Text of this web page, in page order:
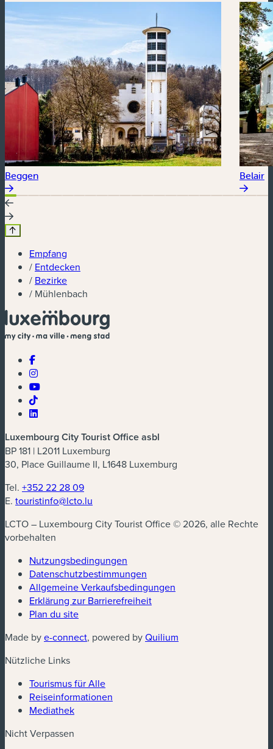
Beggen Belair
Empfang
/ Entdecken
/ Bezirke
/ Mühlenbach
Luxembourg City Tourist Office asbl
BP 181 | L2011 Luxemburg
30, Place Guillaume II, L1648 Luxemburg
Tel. +352 22 28 09
E. touristinfo@lcto.lu
LCTO – Luxembourg City Tourist Office © 2026, alle Rechte
vorbehalten
Nutzungsbedingungen
Datenschutzbestimmungen
Allgemeine Verkaufsbedingungen
Erklärung zur Barrierefreiheit
Plan du site
Made bye-connect(neues Fenster)
, powered byQuilium
Nützliche Links
Tourismus für Alle
Reiseinformationen
Mediathek
Nicht Verpassen